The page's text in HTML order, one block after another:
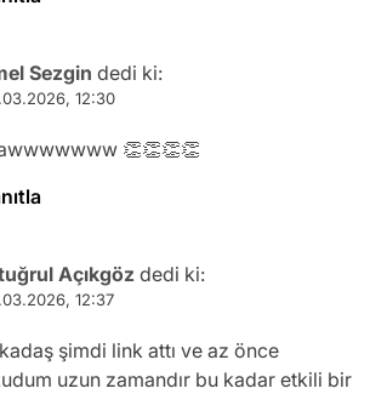
Sezgin dedi ki:
12:30
👏👏👏👏
Açıkgöz dedi ki:
12:37
şimdi link attı ve az önce
uzun zamandır bu kadar etkili bir